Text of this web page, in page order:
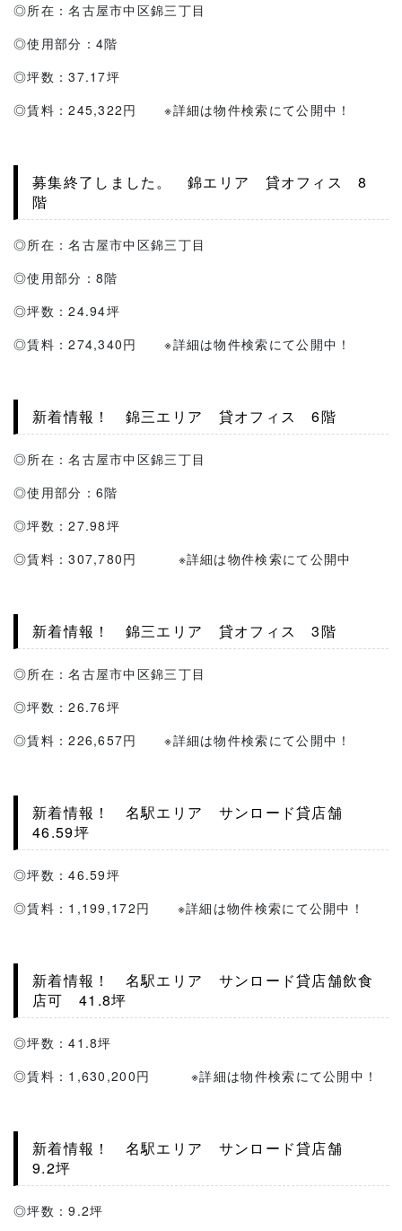
◎所在：名古屋市中区錦三丁目
◎使用部分：4階
◎坪数：37.17坪
◎賃料：245,322円 ※詳細は物件検索にて公開中！
募集終了しました。 錦エリア 貸オフィス 8
階
◎所在：名古屋市中区錦三丁目
◎使用部分：8階
◎坪数：24.94坪
◎賃料：274,340円 ※詳細は物件検索にて公開中！
新着情報！ 錦三エリア 貸オフィス 6階
◎所在：名古屋市中区錦三丁目
◎使用部分：6階
◎坪数：27.98坪
◎賃料：307,780円 ※詳細は物件検索にて公開中
新着情報！ 錦三エリア 貸オフィス 3階
◎所在：名古屋市中区錦三丁目
◎坪数：26.76坪
◎賃料：226,657円 ※詳細は物件検索にて公開中！
新着情報！ 名駅エリア サンロード貸店舗
46.59坪
◎坪数：46.59坪
◎賃料：1,199,172円 ※詳細は物件検索にて公開中！
新着情報！ 名駅エリア サンロード貸店舗飲食
店可 41.8坪
◎坪数：41.8坪
◎賃料：1,630,200円 ※詳細は物件検索にて公開中！
新着情報！ 名駅エリア サンロード貸店舗
9.2坪
◎坪数：9.2坪